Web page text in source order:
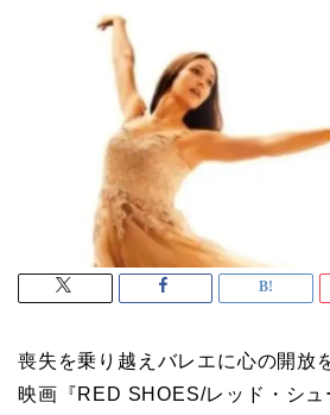
喪失を乗り越えバレエに心の開放
映画『RED SHOES/レッド・シ